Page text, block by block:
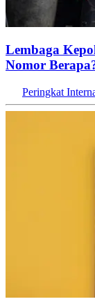
Lembaga
Nomor
Peringkat